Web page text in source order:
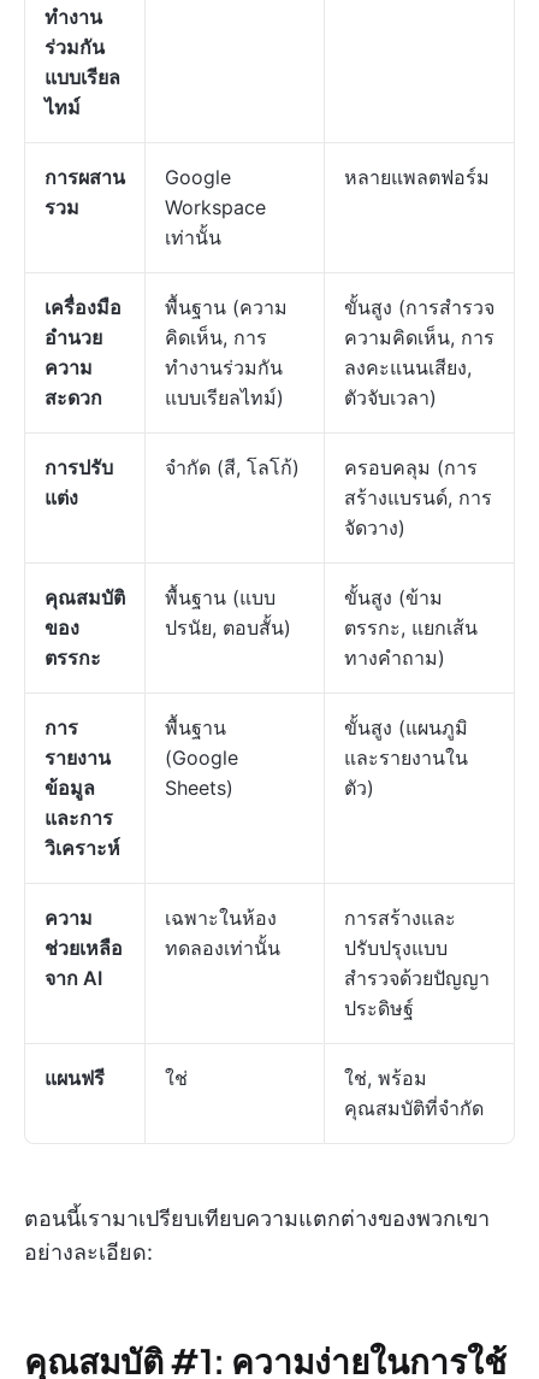
ทำงาน
ร่วมกัน
แบบเรียล
ไทม์
การผสาน
รวม
Google
Workspace
เท่านั้น
หลายแพลตฟอร์ม
เครื่องมือ
อำนวย
ความ
สะดวก
พื้นฐาน (ความ
คิดเห็น, การ
ทำงานร่วมกัน
แบบเรียลไทม์)
ขั้นสูง (การสำรวจ
ความคิดเห็น, การ
ลงคะแนนเสียง,
ตัวจับเวลา)
การปรับ
แต่ง
จำกัด (สี, โลโก้)
ครอบคลุม (การ
สร้างแบรนด์, การ
จัดวาง)
คุณสมบัติ
ของ
ตรรกะ
พื้นฐาน (แบบ
ปรนัย, ตอบสั้น)
ขั้นสูง (ข้าม
ตรรกะ, แยกเส้น
ทางคำถาม)
การ
รายงาน
ข้อมูล
และการ
วิเคราะห์
พื้นฐาน
(Google
Sheets)
ขั้นสูง (แผนภูมิ
และรายงานใน
ตัว)
ความ
ช่วยเหลือ
จาก AI
เฉพาะในห้อง
ทดลองเท่านั้น
การสร้างและ
ปรับปรุงแบบ
สำรวจด้วยปัญญา
ประดิษฐ์
แผนฟรี ใช่
ใช่, พร้อม
คุณสมบัติที่จำกัด
ตอนนี้เรามาเปรียบเทียบความแตกต่างของพวกเขา
อย่างละเอียด:
คุณสมบัติ #1: ความง่ายในการใช้